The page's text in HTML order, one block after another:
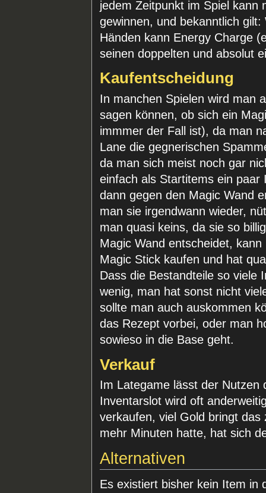
jedem Zeitpunkt im Spiel kann
gewinnen, und bekanntlich
Händen kann Energy Charge
seinen doppelten und absolut
Kaufentscheidung
In manchen Spielen wird man
sagen können, ob sich ein
immmer der Fall ist), da man
Lane die gegnerischen
da man sich meist noch gar
einfach als Startitems ein
dann gegen den Magic Wand
man sie irgendwann wieder,
man quasi keins, da sie so
Magic Wand entscheidet,
Magic Stick kaufen und hat
Dass die Bestandteile so viele
wenig, man hat sonst nicht
sollte man auch auskommen
das Rezept vorbei, oder man
sowieso in die Base geht.
Verkauf
Im Lategame lässt der Nutzen
Inventarslot wird oft
verkaufen, viel Gold bringt
mehr Minuten hatte, hat sich
Alternativen
Es existiert bisher kein Item in